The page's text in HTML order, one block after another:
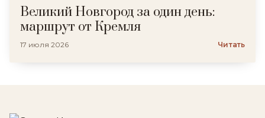
Великий Новгород за один день:
маршрут от Кремля
17 июля 2026 Читать